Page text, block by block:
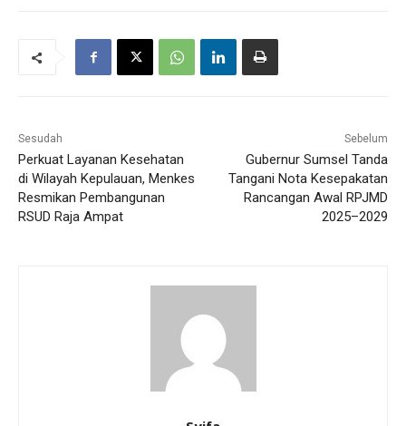
Sesudah
Perkuat Layanan Kesehatan
di Wilayah Kepulauan, Menkes
Resmikan Pembangunan
RSUD Raja Ampat
Sebelum
Gubernur Sumsel Tanda
Tangani Nota Kesepakatan
Rancangan Awal RPJMD
2025–2029